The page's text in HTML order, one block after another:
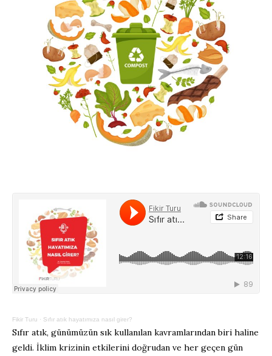
Fikir Turu · Sıfır atık hayatımıza nasıl girer?
Sıfır atık, günümüzün sık kullanılan kavramlarından biri haline
geldi. İklim krizinin etkilerini doğrudan ve her geçen gün